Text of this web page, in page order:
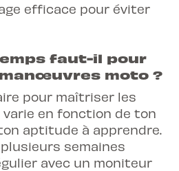
efficace pour éviter
faut-il pour
moto ?
pour maîtriser les
en fonction de ton
aptitude à apprendre.
semaines
avec un moniteur